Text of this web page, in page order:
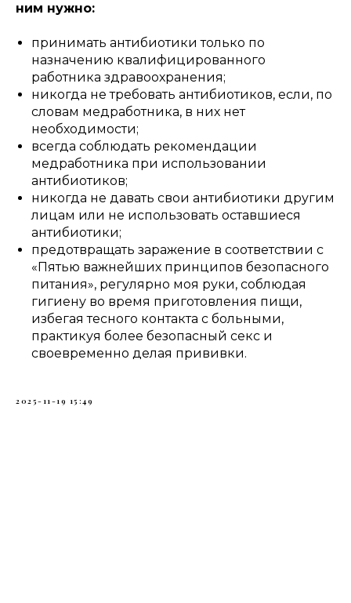
ним нужно:
принимать антибиотики только по
назначению квалифицированного
работника здравоохранения;
никогда не требовать антибиотиков, если, по
словам медработника, в них нет
необходимости;
всегда соблюдать рекомендации
медработника при использовании
антибиотиков;
никогда не давать свои антибиотики другим
лицам или не использовать оставшиеся
антибиотики;
предотвращать заражение в соответствии с
«Пятью важнейших принципов безопасного
питания», регулярно моя руки, соблюдая
гигиену во время приготовления пищи,
избегая тесного контакта с больными,
практикуя более безопасный секс и
своевременно делая прививки.
2025-11-19 15:49